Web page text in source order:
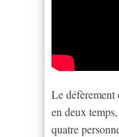
Le défèrement
en deux
quatre